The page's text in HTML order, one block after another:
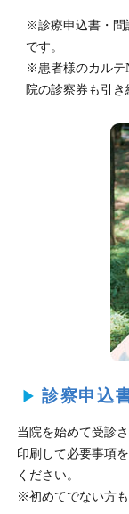
※診療申込書・問
です。
※患者様のカルテ
院の診察券も引き
診察申込
当院を始めて受診
印刷して必要事項
ください。
※初めてでない方も